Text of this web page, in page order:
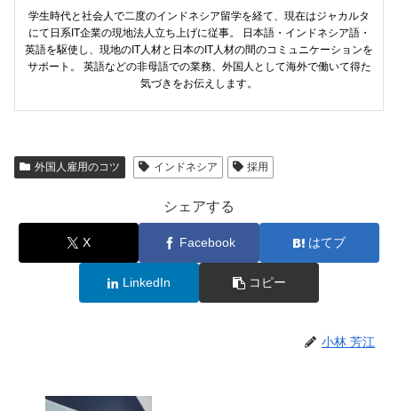
学生時代と社会人で二度のインドネシア留学を経て、現在はジャカルタ
にて日系IT企業の現地法人立ち上げに従事。 日本語・インドネシア語・
英語を駆使し、現地のIT人材と日本のIT人材の間のコミュニケーションを
サポート。 英語などの非母語での業務、外国人として海外で働いて得た
気づきをお伝えします。
外国人雇用のコツ インドネシア 採用
シェアする
X Facebook はてブ
LinkedIn コピー
小林 芳江